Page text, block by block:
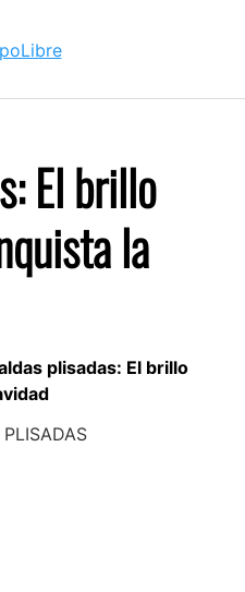
El brillo
la
plisadas: El brillo